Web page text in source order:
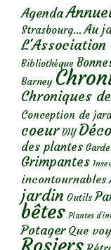
Agenda
Strasbourg... Au
L'Association
Bibliothèque
Barney
Chroniques
Conception de
coeur DIY
des plantes
Grimpantes
incontournables
jardin Outils
bêtes Plantes
Potager Que